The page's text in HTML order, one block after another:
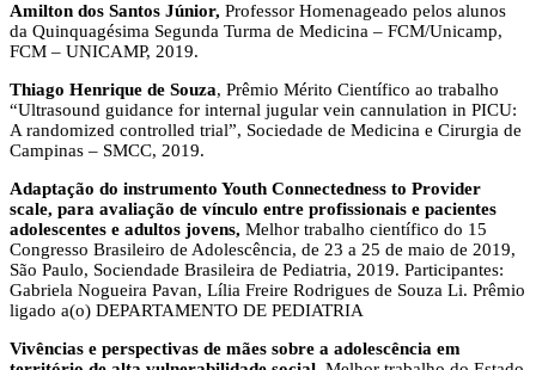
Amilton dos Santos Júnior, Professor Homenageado pelos alunos
da Quinquagésima Segunda Turma de Medicina – FCM/Unicamp,
FCM – UNICAMP, 2019.
Thiago Henrique de Souza, Prêmio Mérito Científico ao trabalho
“Ultrasound guidance for internal jugular vein cannulation in PICU:
A randomized controlled trial”, Sociedade de Medicina e Cirurgia de
Campinas – SMCC, 2019.
Adaptação do instrumento Youth Connectedness to Provider
scale, para avaliação de vínculo entre profissionais e pacientes
adolescentes e adultos jovens, Melhor trabalho científico do 15
Congresso Brasileiro de Adolescência, de 23 a 25 de maio de 2019,
São Paulo, Sociendade Brasileira de Pediatria, 2019. Participantes:
Gabriela Nogueira Pavan, Lília Freire Rodrigues de Souza Li. Prêmio
ligado a(o) DEPARTAMENTO DE PEDIATRIA
Vivências e perspectivas de mães sobre a adolescência em